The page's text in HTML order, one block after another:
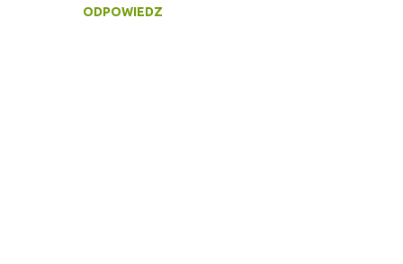
ODPOWIEDZ